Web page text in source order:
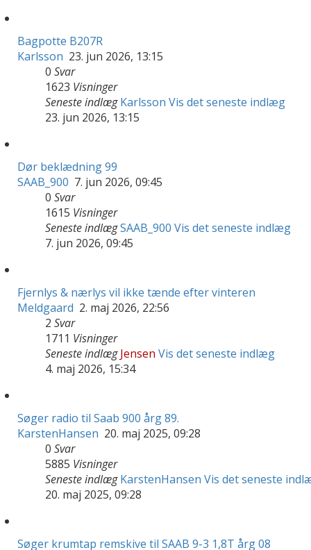
Bagpotte B207R
Karlsson 23. jun 2026, 13:15
0 Svar
1623 Visninger
Seneste indlægKarlsson Vis det seneste indlæg
23. jun 2026, 13:15
Dør beklædning 99
SAAB_900 7. jun 2026, 09:45
0 Svar
1615 Visninger
Seneste indlægSAAB_900 Vis det seneste indlæg
7. jun 2026, 09:45
Fjernlys & nærlys vil ikke tænde efter vinteren
Meldgaard 2. maj 2026, 22:56
2 Svar
1711 Visninger
Seneste indlægJensen Vis det seneste indlæg
4. maj 2026, 15:34
Søger radio til Saab 900 årg 89.
KarstenHansen 20. maj 2025, 09:28
0 Svar
5885 Visninger
Seneste indlægKarstenHansen Vis det seneste
20. maj 2025, 09:28
Søger krumtap remskive til SAAB 9-3 1,8T årg 08